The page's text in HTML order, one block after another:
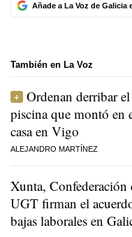
Añade a La Voz de Galicia
También en La Voz
Ordenan derribar
piscina que montó en
casa en Vigo
ALEJANDRO MARTÍNEZ
Xunta, Confederación
UGT firman el
bajas laborales en